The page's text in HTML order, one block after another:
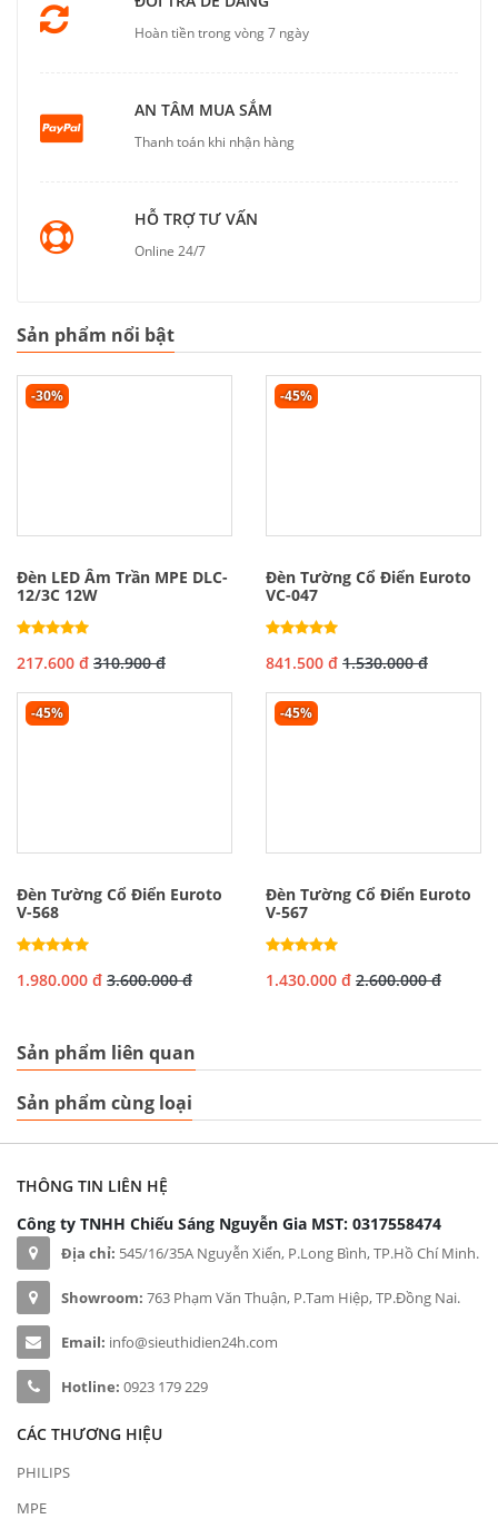
Hoàn tiền trong vòng 7 ngày
AN TÂM MUA SẮM
Thanh toán khi nhận hàng
HỖ TRỢ TƯ VẤN
Online 24/7
Sản phẩm nổi bật
-30%
Đèn LED Âm Trần MPE DLC-
12/3C 12W
217.600 đ 310.900 đ
-45%
Đèn Tường Cổ Điển Euroto
VC-047
841.500 đ 1.530.000 đ
-45%
Đèn Tường Cổ Điển Euroto
V-568
1.980.000 đ 3.600.000 đ
-45%
Đèn Tường Cổ Điển Euroto
V-567
1.430.000 đ 2.600.000 đ
Sản phẩm liên quan
Sản phẩm cùng loại
THÔNG TIN LIÊN HỆ
Công ty TNHH Chiếu Sáng Nguyễn Gia MST: 0317558474
Địa chỉ: 545/16/35A Nguyễn Xiển, P.Long Bình, TP.Hồ Chí Minh.
Showroom: 763 Phạm Văn Thuận, P.Tam Hiệp, TP.Đồng Nai.
Email: info@sieuthidien24h.com
Hotline: 0923 179 229
CÁC THƯƠNG HIỆU
PHILIPS
MPE